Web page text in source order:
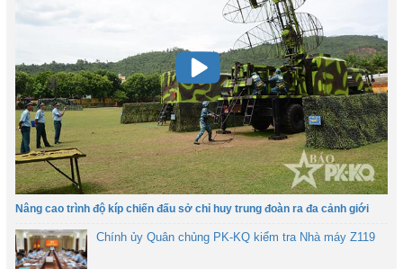
Nâng cao trình độ kíp chiến đấu sở chỉ huy trung đoàn ra đa cảnh giới
Chính ủy Quân chủng PK-KQ kiểm tra Nhà máy Z119